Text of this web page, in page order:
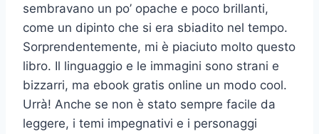
sembravano un po’ opache e poco brillanti,
come un dipinto che si era sbiadito nel tempo.
Sorprendentemente, mi è piaciuto molto questo
libro. Il linguaggio e le immagini sono strani e
bizzarri, ma ebook gratis online un modo cool.
Urrà! Anche se non è stato sempre facile da
leggere, i temi impegnativi e i personaggi